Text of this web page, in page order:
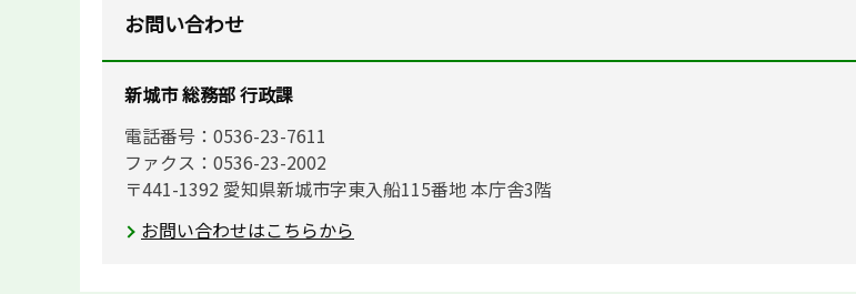
お問い合わせ
新城市 総務部 行政課
電話番号：0536-23-7611
ファクス：0536-23-2002
〒441-1392 愛知県新城市字東入船115番地 本庁舎3階
お問い合わせはこちらから